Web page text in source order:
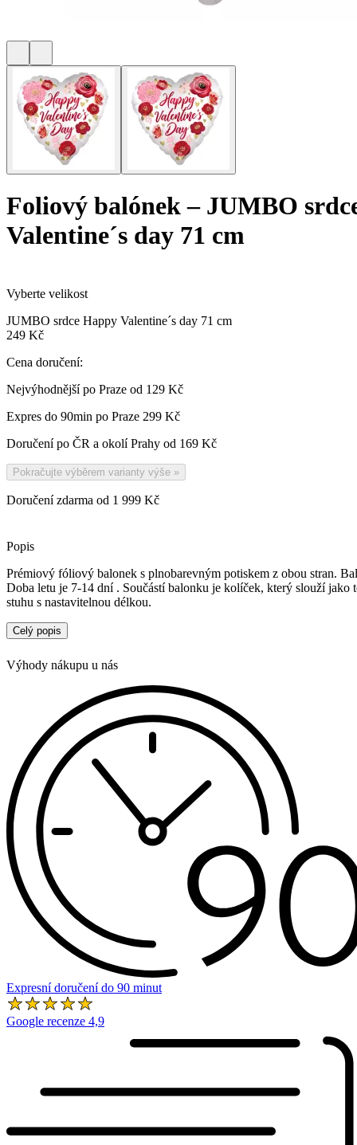
Foliový balónek– JUMBO
Valentine´s day 71 cm
Popis
Prémiový fóliový balonek s plnobarevným potiskem z obou stran.
Doba letu je 7-14 dní . Součástí balonku je kolíček, který slouží jako
stuhu s nastavitelnou délkou.
Celý popis
Vyberte velikost
JUMBO srdce Happy Valentine´s day 71 cm
249 Kč
Cena doručení:
Nejvýhodnější po Praze od 129 Kč
Expres do 90min po Praze 299 Kč
Doručení po ČR a okolí Prahy od 169 Kč
Pokračujte výběrem varianty výše »
Doručení zdarma od 1 999 Kč
Výhody nákupu u nás
Expresní doručení do 90 minut
Google recenze 4,9